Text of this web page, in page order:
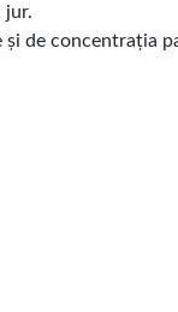
jur.
și de concentrația